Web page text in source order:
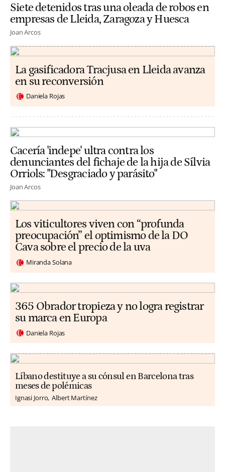
Siete detenidos tras una oleada de robos en
empresas de Lleida, Zaragoza y Huesca
Joan Arcos
La gasificadora Tracjusa en Lleida avanza
en su reconversión
Daniela Rojas
Cacería 'indepe' ultra contra los
denunciantes del fichaje de la hija de Sílvia
Orriols: "Desgraciado y parásito"
Joan Arcos
Los viticultores viven con “profunda
preocupación” el optimismo de la DO
Cava sobre el precio de la uva
Miranda Solana
365 Obrador tropieza y no logra registrar
su marca en Europa
Daniela Rojas
Líbano destituye a su cónsul en Barcelona tras
meses de polémicas
Ignasi Jorro Albert Martínez